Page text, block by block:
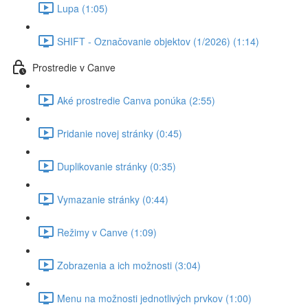
Lupa (1:05)
SHIFT - Označovanie objektov (1/2026) (1:14)
Prostredie v Canve
Aké prostredie Canva ponúka (2:55)
Pridanie novej stránky (0:45)
Duplikovanie stránky (0:35)
Vymazanie stránky (0:44)
Režimy v Canve (1:09)
Zobrazenia a ich možnosti (3:04)
Menu na možnosti jednotlivých prvkov (1:00)